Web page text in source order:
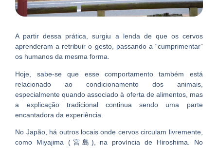
A partir dessa prática, surgiu a lenda de que os cervos
aprenderam a retribuir o gesto, passando a “cumprimentar”
os humanos da mesma forma.
Hoje, sabe-se que esse comportamento também está
relacionado ao condicionamento dos animais,
especialmente quando associado à oferta de alimentos, mas
a explicação tradicional continua sendo uma parte
encantadora da experiência.
No Japão, há outros locais onde cervos circulam livremente,
como Miyajima (宮島) , na província de Hiroshima. No